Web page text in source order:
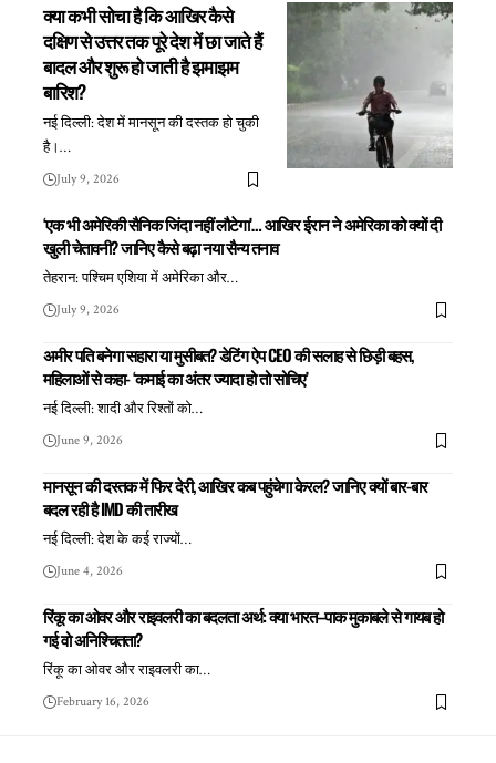
क्या कभी सोचा है कि आखिर कैसे
दक्षिण से उत्तर तक पूरे देश में छा जाते हैं
बादल और शुरू हो जाती है झमाझम
बारिश?
नई दिल्ली: देश में मानसून की दस्तक हो चुकी
है।…
July 9, 2026
‘एक भी अमेरिकी सैनिक जिंदा नहीं लौटेगा’… आखिर ईरान ने अमेरिका को क्यों दी
खुली चेतावनी? जानिए कैसे बढ़ा नया सैन्य तनाव
तेहरान: पश्चिम एशिया में अमेरिका और…
July 9, 2026
अमीर पति बनेगा सहारा या मुसीबत? डेटिंग ऐप CEO की सलाह से छिड़ी बहस,
महिलाओं से कहा- ‘कमाई का अंतर ज्यादा हो तो सोचिए’
नई दिल्ली: शादी और रिश्तों को…
June 9, 2026
मानसून की दस्तक में फिर देरी, आखिर कब पहुंचेगा केरल? जानिए क्यों बार-बार
बदल रही है IMD की तारीख
नई दिल्ली: देश के कई राज्यों…
June 4, 2026
रिंकू का ओवर और राइवलरी का बदलता अर्थ: क्या भारत–पाक मुकाबले से गायब हो
गई वो अनिश्चितता?
रिंकू का ओवर और राइवलरी का…
February 16, 2026